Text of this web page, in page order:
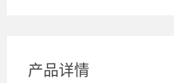
产品详情